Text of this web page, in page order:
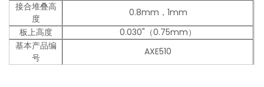
接合堆叠高
度
0.8mm，1mm
板上高度
0.030"（0.75mm）
基本产品编
号
AXE510